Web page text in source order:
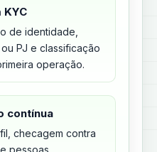
KYC
de identidade,
PJ e classificação
operação.
contínua
checagem contra
pessoas